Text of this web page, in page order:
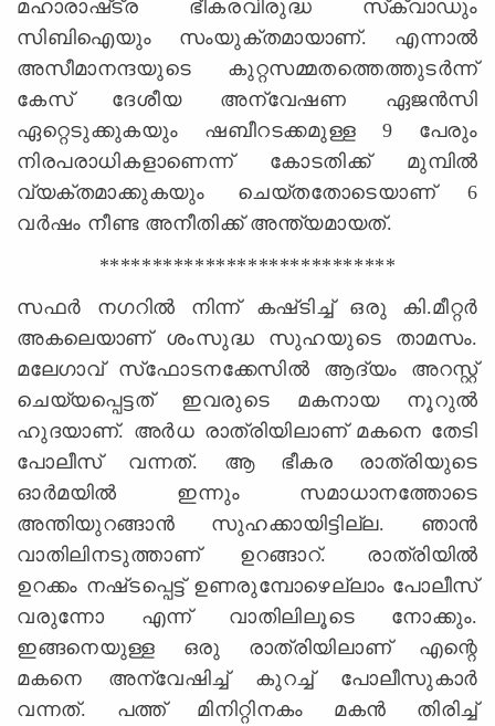
മഹാരാഷ്‌ട്ര ഭീകരവിരുദ്ധ സ്‌ക്വാഡും
സിബിഐയും സംയുക്തമായാണ്‌. എന്നാല്‍
അസീമാനന്ദയുടെ കുറ്റസമ്മതത്തെത്തുടര്‍ന്ന്‌
കേസ്‌ ദേശീയ അന്വേഷണ ഏജന്‍സി
ഏറ്റെടുക്കുകയും ഷബീറടക്കമുള്ള 9 പേരും
നിരപരാധികളാണെന്ന്‌ കോടതിക്ക്‌ മുമ്പില്‍
വ്യക്തമാക്കുകയും ചെയ്‌തതോടെയാണ്‌ 6
വര്‍ഷം നീണ്ട അനീതിക്ക്‌ അന്ത്യമായത്‌.
****************************
സഫര്‍ നഗറില്‍ നിന്ന്‌ കഷ്‌ടിച്ച്‌ ഒരു കി.മീറ്റര്‍
അകലെയാണ്‌ ശംസുദ്ധ സുഹയുടെ താമസം.
മലേഗാവ്‌ സ്‌ഫോടനക്കേസില്‍ ആദ്യം അറസ്റ്റ്‌
ചെയ്യപ്പെട്ടത്‌ ഇവരുടെ മകനായ നൂറുല്‍
ഹുദയാണ്‌. അര്‍ധ രാത്രിയിലാണ്‌ മകനെ തേടി
പോലീസ്‌ വന്നത്‌. ആ ഭീകര രാത്രിയുടെ
ഓര്‍മയില്‍ ഇന്നും സമാധാനത്തോടെ
അന്തിയുറങ്ങാന്‍ സുഹക്കായിട്ടില്ല. ഞാന്‍
വാതിലിനടുത്താണ്‌ ഉറങ്ങാറ്‌. രാത്രിയില്‍
ഉറക്കം നഷ്‌ടപ്പെട്ട്‌ ഉണരുമ്പോഴെല്ലാം പോലീസ്‌
വരുന്നോ എന്ന്‌ വാതിലിലൂടെ നോക്കും.
ഇങ്ങനെയുള്ള ഒരു രാത്രിയിലാണ്‌ എന്റെ
മകനെ അന്വേഷിച്ച്‌ കുറച്ച്‌ പോലീസുകാര്‍
വന്നത്‌. പത്ത്‌ മിനിറ്റിനകം മകന്‍ തിരിച്ച്‌